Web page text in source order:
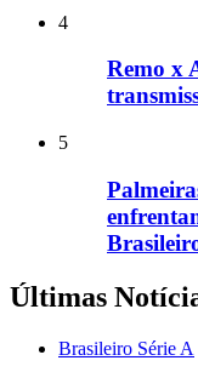
4
Remo x
5
Últimas
Brasileiro Série A